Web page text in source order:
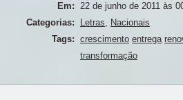
Em: 22 de junho de 2011 às
Categorias:
Letras, Nacionais
Tags: crescimento entrega
transformação